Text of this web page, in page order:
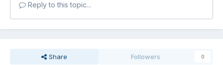
Reply to this topic...
Share Followers 0